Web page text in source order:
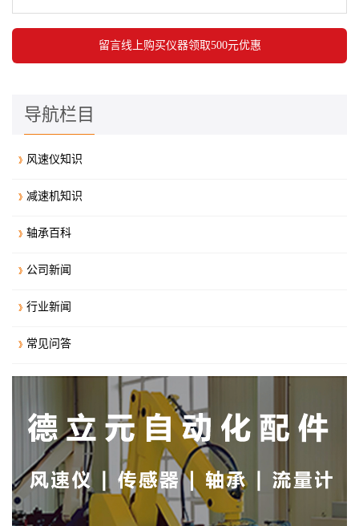
导航栏目
风速仪知识
减速机知识
轴承百科
公司新闻
行业新闻
常见问答